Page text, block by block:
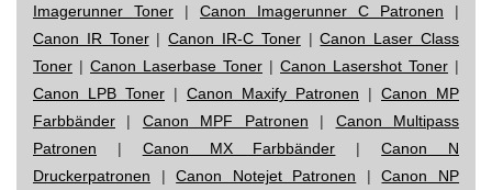
Imagerunner Toner | Canon Imagerunner C Patronen |
Canon IR Toner|Canon IR-C Toner|Canon Laser Class
Toner | Canon Laserbase Toner | Canon Lasershot Toner |
Canon LPB Toner | Canon Maxify Patronen | Canon MP
Farbbänder | Canon MPF Patronen | Canon Multipass
Patronen | Canon MX Farbbänder |Canon N
Druckerpatronen |Canon Notejet Patronen |Canon NP